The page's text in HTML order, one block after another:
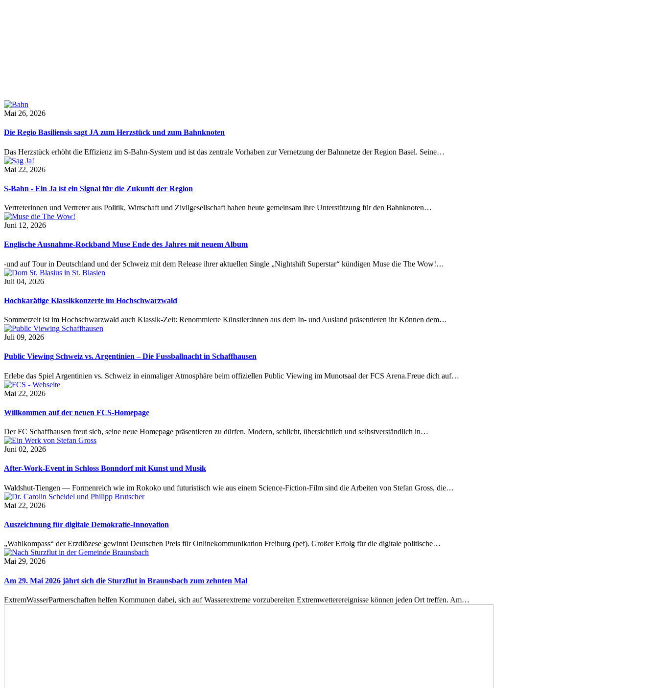
Mai 26, 2026
Die Regio Basiliensis sagt JA zum Herzstück und zum Bahnknoten
Das Herzstück erhöht die Effizienz im S-Bahn-System und ist das zentrale Vorhaben zur Vernetzung der Bahnnetze der Region Basel. Seine…
Mai 22, 2026
S-Bahn - Ein Ja ist ein Signal für die Zukunft der Region
Vertreterinnen und Vertreter aus Politik, Wirtschaft und Zivilgesellschaft haben heute gemeinsam ihre Unterstützung für den Bahnknoten…
Juni 12, 2026
Englische Ausnahme-Rockband Muse Ende des Jahres mit neuem Album
-und auf Tour in Deutschland und der Schweiz mit dem Release ihrer aktuellen Single „Nightshift Superstar“ kündigen Muse die The Wow!…
Juli 04, 2026
Hochkarätige Klassikkonzerte im Hochschwarzwald
Sommerzeit ist im Hochschwarzwald auch Klassik-Zeit: Renommierte Künstler:innen aus dem In- und Ausland präsentieren ihr Können dem…
Juli 09, 2026
Public Viewing Schweiz vs. Argentinien – Die Fussballnacht in Schaffhausen
Erlebe das Spiel Argentinien vs. Schweiz in einmaliger Atmosphäre beim offiziellen Public Viewing im Munotsaal der FCS Arena.Freue dich auf…
Mai 22, 2026
Willkommen auf der neuen FCS-Homepage
Der FC Schaffhausen freut sich, seine neue Homepage präsentieren zu dürfen. Modern, schlicht, übersichtlich und selbstverständlich in…
Juni 02, 2026
After-Work-Event in Schloss Bonndorf mit Kunst und Musik
Waldshut-Tiengen — Formenreich wie im Rokoko und futuristisch wie aus einem Science-Fiction-Film sind die Arbeiten von Stefan Gross, die…
Mai 22, 2026
Auszeichnung für digitale Demokratie-Innovation
„Wahlkompass“ der Erzdiözese gewinnt Deutschen Preis für Onlinekommunikation Freiburg (pef). Großer Erfolg für die digitale politische…
Mai 29, 2026
Am 29. Mai 2026 jährt sich die Sturzflut in Braunsbach zum zehnten Mal
ExtremWasserPartnerschaften helfen Kommunen dabei, sich auf Wasserextreme vorzubereiten Extremwetterereignisse können jeden Ort treffen. Am…